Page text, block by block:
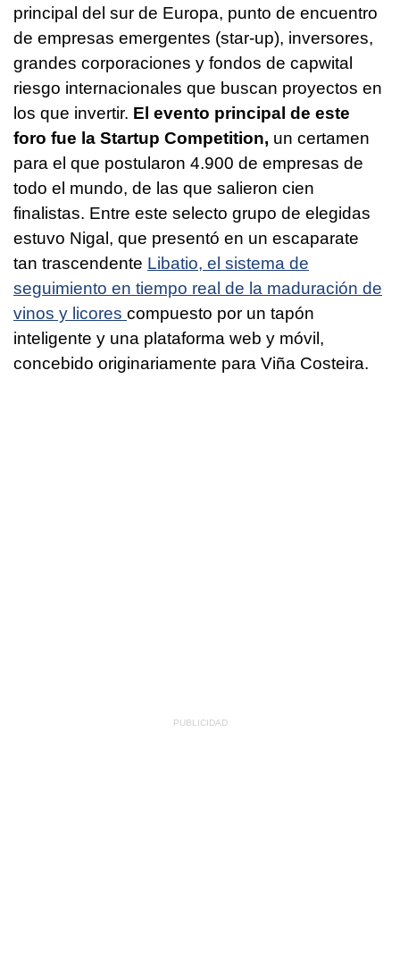
principal del sur de Europa, punto de encuentro
de empresas emergentes (star-up), inversores,
grandes corporaciones y fondos de capwital
riesgo internacionales que buscan proyectos en
los que invertir. El evento principal de este
foro fue la Startup Competition, un certamen
para el que postularon 4.900 de empresas de
todo el mundo, de las que salieron cien
finalistas. Entre este selecto grupo de elegidas
estuvo Nigal, que presentó en un escaparate
tan trascendente Libatio, el sistema de
seguimiento en tiempo real de la maduración de
vinos y licores compuesto por un tapón
inteligente y una plataforma web y móvil,
concebido originariamente para Viña Costeira.